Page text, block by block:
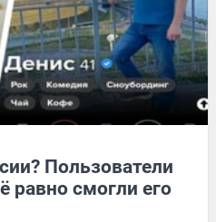
Пользователи
равно смогли его